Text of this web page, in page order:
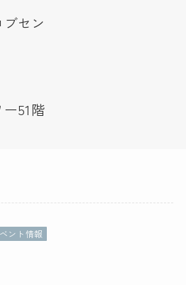
セン
51階
ント情報